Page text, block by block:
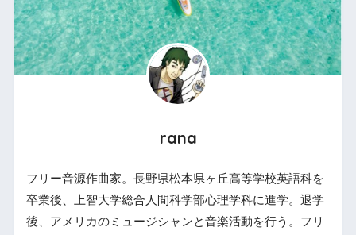
rana
フリー音源作曲家。長野県松本県ヶ丘高等学校英語科を
卒業後、上智大学総合人間科学部心理学科に進学。退学
後、アメリカのミュージシャンと音楽活動を行う。フリ